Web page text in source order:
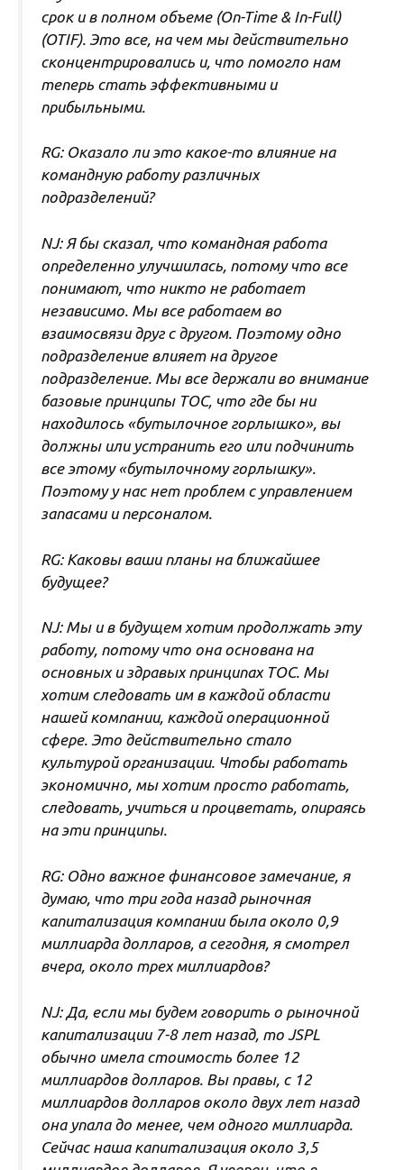
срок и в полном объеме (On-Time & In-Full)
(OTIF). Это все, на чем мы действительно
сконцентрировались и, что помогло нам
теперь стать эффективными и
прибыльными.
RG: Оказало ли это какое-то влияние на
командную работу различных
подразделений?
NJ: Я бы сказал, что командная работа
определенно улучшилась, потому что все
понимают, что никто не работает
независимо. Мы все работаем во
взаимосвязи друг с другом. Поэтому одно
подразделение влияет на другое
подразделение. Мы все держали во внимание
базовые принципы ТОС, что где бы ни
находилось «бутылочное горлышко», вы
должны или устранить его или подчинить
все этому «бутылочному горлышку».
Поэтому у нас нет проблем с управлением
запасами и персоналом.
RG: Каковы ваши планы на ближайшее
будущее?
NJ: Мы и в будущем хотим продолжать эту
работу, потому что она основана на
основных и здравых принципах ТОС. Мы
хотим следовать им в каждой области
нашей компании, каждой операционной
сфере. Это действительно стало
культурой организации. Чтобы работать
экономично, мы хотим просто работать,
следовать, учиться и процветать, опираясь
на эти принципы.
RG: Одно важное финансовое замечание, я
думаю, что три года назад рыночная
капитализация компании была около 0,9
миллиарда долларов, а сегодня, я смотрел
вчера, около трех миллиардов?
NJ: Да, если мы будем говорить о рыночной
капитализации 7-8 лет назад, то JSPL
обычно имела стоимость более 12
миллиардов долларов. Вы правы, с 12
миллиардов долларов около двух лет назад
она упала до менее, чем одного миллиарда.
Сейчас наша капитализация около 3,5